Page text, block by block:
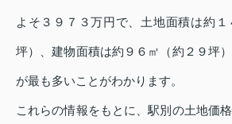
よそ３９７３万円で、土地面積は約１
坪）、建物面積は約９６㎡（約２９坪
が最も多いことがわかります。
これらの情報をもとに、駅別の土地価